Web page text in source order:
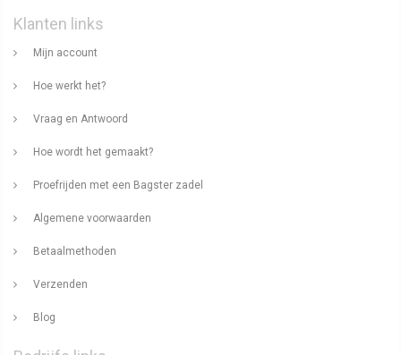
Klanten links
Mijn account
Hoe werkt het?
Vraag en Antwoord
Hoe wordt het gemaakt?
Proefrijden met een Bagster zadel
Algemene voorwaarden
Betaalmethoden
Verzenden
Blog